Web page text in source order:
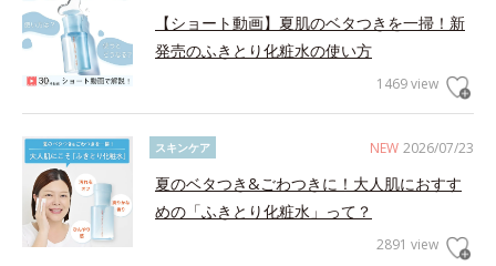
【ショート動画】夏肌のベタつきを一掃！新
発売のふきとり化粧水の使い方
1469 view
NEW 2026/07/23
スキンケア
夏のベタつき&ごわつきに！大人肌におすす
めの「ふきとり化粧水」って？
2891 view